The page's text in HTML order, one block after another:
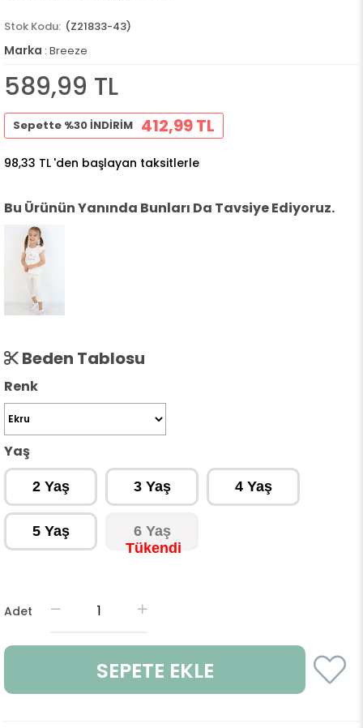
(Z21833-43)
Marka : Breeze
589,99 TL
Sepette %30 İNDİRİM 412,99 TL
98,33 TL 'den başlayan taksitlerle
Bu Ürünün Yanında Bunları Da Tavsiye Ediyoruz.
Beden Tablosu
Renk
Yaş
2 Yaş 3 Yaş 4 Yaş
5 Yaş 6 Yaş
Adet